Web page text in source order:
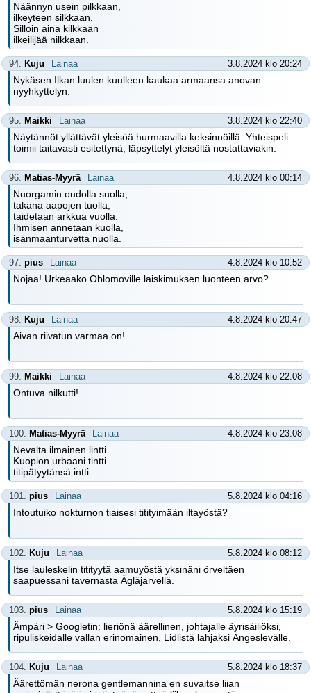
Näännyn usein pilkkaan,
ilkeyteen silkkaan.
Silloin aina kilkkaan
ilkeilijää nilkkaan.
94. Kuju Lainaa 3.8.2024 klo 20:24
Nykäsen Ilkan luulen kuulleen kaukaa armaansa anovan
nyyhkyttelyn.
95. Maikki Lainaa 3.8.2024 klo 22:40
Näytännöt yllättävät yleisöä hurmaavilla keksinnöillä. Yhteispeli
toimii taitavasti esitettynä, läpsyttelyt yleisöltä nostattaviakin.
96. Matias-Myyrä Lainaa 4.8.2024 klo 00:14
Nuorgamin oudolla suolla,
takana aapojen tuolla,
taidetaan arkkua vuolla.
Ihmisen annetaan kuolla,
isänmaanturvetta nuolla.
97. pius Lainaa 4.8.2024 klo 10:52
Nojaa! Urkeaako Oblomoville laiskimuksen luonteen arvo?
98. Kuju Lainaa 4.8.2024 klo 20:47
Aivan riivatun varmaa on!
99. Maikki Lainaa 4.8.2024 klo 22:08
Ontuva nilkutti!
100. Matias-Myyrä Lainaa 4.8.2024 klo 23:08
Nevalta ilmainen lintti.
Kuopion urbaani tintti
titipätyytänsä intti.
101. pius Lainaa 5.8.2024 klo 04:16
Intoutuiko nokturnon tiaisesi titityimään iltayöstä?
102. Kuju Lainaa 5.8.2024 klo 08:12
Itse lauleskelin titityytä aamuyöstä yksinäni örveltäen
saapuessani tavernasta Ägläjärvellä.
103. pius Lainaa 5.8.2024 klo 15:19
Ämpäri > Googletin: lieriönä äärellinen, johtajalle äyrisäiliöksi,
ripuliskeidalle vallan erinomainen, Lidlistä lahjaksi Ängeslevälle.
104. Kuju Lainaa 5.8.2024 klo 18:37
Äärettömän nerona gentlemannina en suvaitse liian